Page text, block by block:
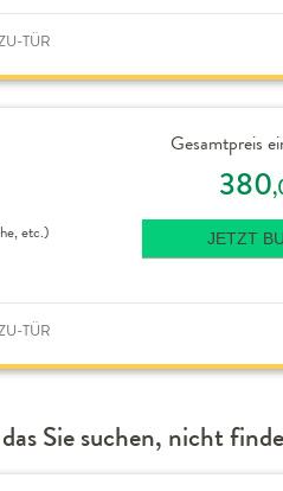
TÜR
etc.)
Gesamtpreis
380
JETZT
TÜR
Sie suchen, nicht